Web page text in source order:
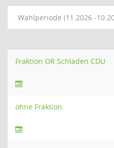
Wahlperiode (11.2026 -
Fraktion OR Schladen CDU
ohne Fraktion